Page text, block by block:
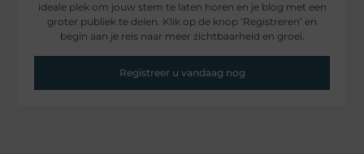
ideale plek om jouw stem te laten horen en je blog met een
groter publiek te delen. Klik op de knop ‘Registreren’ en
begin aan je reis naar meer zichtbaarheid en groei.
Registreer u vandaag nog